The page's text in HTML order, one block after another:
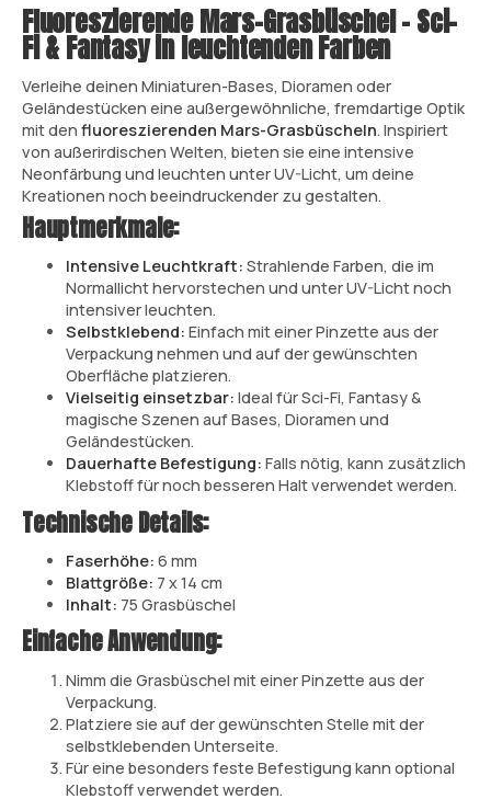
Fluoreszierende Mars-Grasbüschel – Sci-
Fi & Fantasy in leuchtenden Farben
Verleihe deinen Miniaturen-Bases, Dioramen oder
Geländestücken eine außergewöhnliche, fremdartige Optik
mit den fluoreszierenden Mars-Grasbüscheln. Inspiriert
von außerirdischen Welten, bieten sie eine intensive
Neonfärbung und leuchten unter UV-Licht, um deine
Kreationen noch beeindruckender zu gestalten.
Hauptmerkmale:
Intensive Leuchtkraft: Strahlende Farben, die im
Normallicht hervorstechen und unter UV-Licht noch
intensiver leuchten.
Selbstklebend: Einfach mit einer Pinzette aus der
Verpackung nehmen und auf der gewünschten
Oberfläche platzieren.
Vielseitig einsetzbar: Ideal für Sci-Fi, Fantasy &
magische Szenen auf Bases, Dioramen und
Geländestücken.
Dauerhafte Befestigung: Falls nötig, kann zusätzlich
Klebstoff für noch besseren Halt verwendet werden.
Technische Details:
Faserhöhe: 6 mm
Blattgröße: 7 x 14 cm
Inhalt: 75 Grasbüschel
Einfache Anwendung:
Nimm die Grasbüschel mit einer Pinzette aus der
Verpackung.
Platziere sie auf der gewünschten Stelle mit der
selbstklebenden Unterseite.
Für eine besonders feste Befestigung kann optional
Klebstoff verwendet werden.